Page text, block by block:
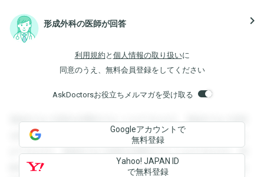
形成外科の医師が回答 navigate_next
利用規約 と 個人情報の取り扱いに
同意のうえ、無料会員登録をしてください
AskDoctorsお役立ちメルマガを受け取る
登録すると回答を閲覧することができます。登録すると回答
を閲覧することができます。登録すると回答を閲覧すること
ができます。登録すると回答を閲覧することができます。登
録すると回答を閲覧することができます。登録すると回答を
Googleアカウントで
無料登録
Yahoo! JAPAN ID
で無料登録